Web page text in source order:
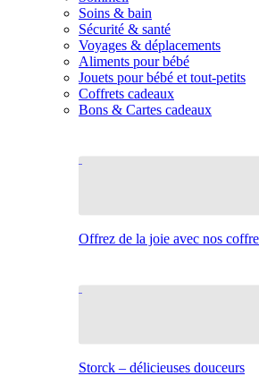
Soins & bain
Sécurité & santé
Voyages & déplacements
Aliments pour bébé
Jouets pour bébé et tout-petits
Coffrets cadeaux
Bons & Cartes cadeaux
Offrez de la joie avec nos
Storck – délicieuses douceurs